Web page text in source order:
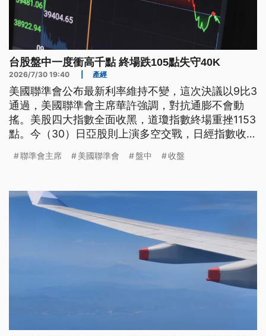
台股盤中一度衝高千點 終場跌105點失守40K
2026/7/30 19:40 產經
美國聯準會公布最新利率維持不變，這次決議以9比3
通過，美國聯準會主席華許強調，對抗通膨不會動
搖。美股四大指數全面收黑，道瓊指數終場重挫1153
點。今（30）日亞股則上演多空交戰，日經指數收盤
股開盤後，盤中一度衝高千點後，但漲勢收斂，收盤
聯準會主席 美國聯準會 盤中 收盤